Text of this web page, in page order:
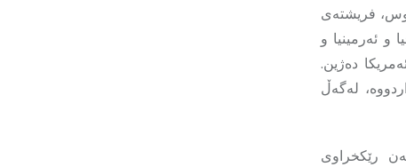
فریشتەی
و ئەرمینیا و
دەژین.
لەگەڵ
رێکخراوی